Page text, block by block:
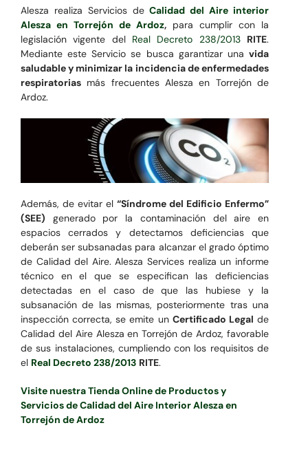
Alesza realiza Servicios deCalidad del Aire interior
Alesza en Torrejón de Ardoz,para cumplir con la
legislación vigente del Real Decreto 238/2013 RITE.
Mediante este Servicio se busca garantizar una vida
saludable y minimizar la incidencia de enfermedades
respiratoriasmás frecuentes Alesza en Torrejón de
Ardoz.
Además, de evitar el “Síndrome del Edificio Enfermo”
(SEE) generado por la contaminación del aire en
espacios cerrados y detectamos deficiencias que
deberán ser subsanadas para alcanzar el grado óptimo
de Calidad del Aire. Alesza Services realiza un informe
técnico en el que se especifican las deficiencias
detectadas en el caso de que las hubiese y la
subsanación de las mismas, posteriormente tras una
inspección correcta, se emite un Certificado Legal de
Calidad del Aire Alesza en Torrejón de Ardoz, favorable
de sus instalaciones, cumpliendo con los requisitos de
el Real Decreto 238/2013 RITE.
Visite nuestra Tienda Online de Productos y
Servicios de Calidad del Aire Interior Alesza en
Torrejón de Ardoz